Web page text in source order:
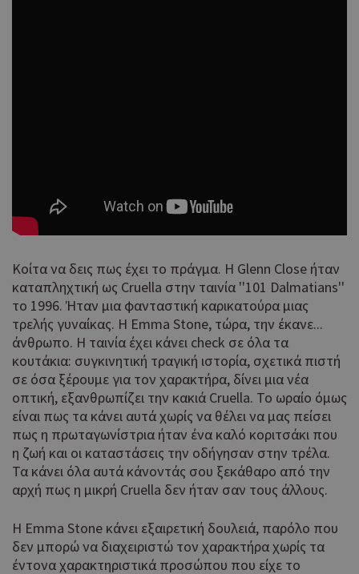
Κοίτα να δεις πως έχει το πράγμα. Η Glenn Close ήταν
καταπληχτική ως Cruella στην ταινία ''101 Dalmatians''
το 1996. Ήταν μια φανταστική καρικατούρα μιας
τρελής γυναίκας. Η Emma Stone, τώρα, την έκανε...
άνθρωπο. Η ταινία έχει κάνει check σε όλα τα
κουτάκια: συγκινητική τραγική ιστορία, σχετικά πιστή
σε όσα ξέρουμε για τον χαρακτήρα, δίνει μια νέα
οπτική, εξανθρωπίζει την κακιά Cruella. Το ωραίο όμως
είναι πως τα κάνει αυτά χωρίς να θέλει να μας πείσει
πως η πρωταγωνίστρια ήταν ένα καλό κοριτσάκι που
η ζωή και οι καταστάσεις την οδήγησαν στην τρέλα.
Τα κάνει όλα αυτά κάνοντάς σου ξεκάθαρο από την
αρχή πως η μικρή Cruella δεν ήταν σαν τους άλλους.
Η Emma Stone κάνει εξαιρετική δουλειά, παρόλο που
δεν μπορώ να διαχειριστώ τον χαρακτήρα χωρίς τα
έντονα χαρακτηριστικά προσώπου που είχε το